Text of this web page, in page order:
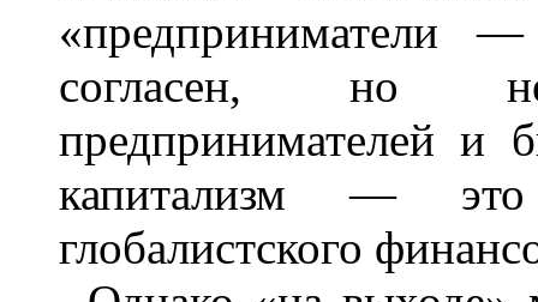
согласен, но
предпринимателей и
капитализм —
глобалистского